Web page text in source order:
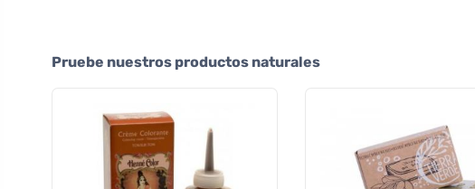
Pruebe nuestros productos naturales